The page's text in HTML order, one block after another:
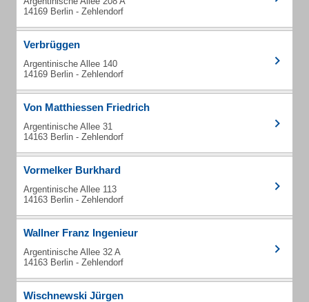
14169 Berlin - Zehlendorf
Verbrüggen
Argentinische Allee 140
14169 Berlin - Zehlendorf
Von Matthiessen Friedrich
Argentinische Allee 31
14163 Berlin - Zehlendorf
Vormelker Burkhard
Argentinische Allee 113
14163 Berlin - Zehlendorf
Wallner Franz Ingenieur
Argentinische Allee 32 A
14163 Berlin - Zehlendorf
Wischnewski Jürgen